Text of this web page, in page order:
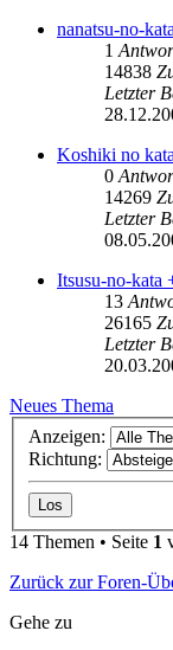
nanatsu-no-kata
1
14838
Letzter
Koshiki no
0
14269
Letzter
Itsusu-no-kata
13
26165
Letzter
Neues Thema
Anzeigen:
Richtung:
14 Themen • Seite 1
Zurück zur Foren-
Gehe zu